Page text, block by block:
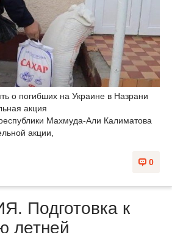
о погибших на Украине в Назрани
акция
Махмуда-Али Калиматова
акции,
0
Подготовка к
летней